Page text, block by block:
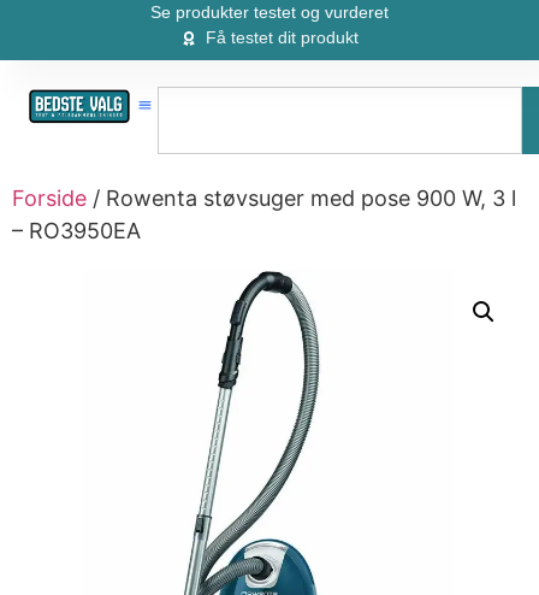
Se produkter testet og vurderet
Få testet dit produkt
Forside / Rowenta støvsuger med pose 900 W, 3 l
– RO3950EA